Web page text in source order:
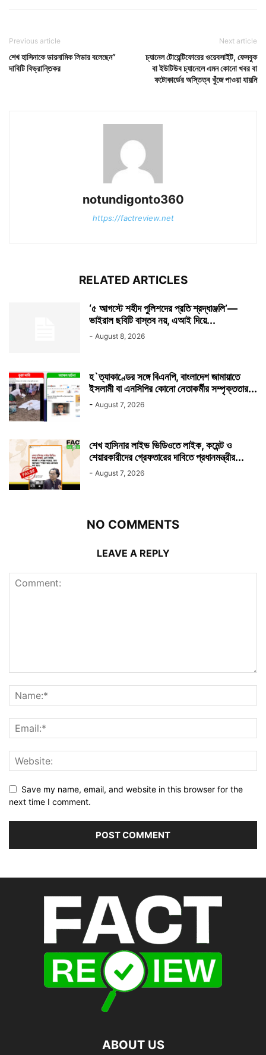
Previous article
শেখ হাসিনাকে ডায়নামিক লিডার বলেছেন”
দাবিটি বিভ্রান্তিকর
Next article
চ্যানেল টোয়েন্টিফোরের ওয়েবসাইট, ফেসবুক
বা ইউটিউব চ্যানেলে এমন কোনো খবর বা
ফটোকার্ডের অস্তিত্ব খুঁজে পাওয়া যায়নি
notundigonto360
https://factreview.net
RELATED ARTICLES
‘৫ আগস্টে শহীদ পুলিশদের প্রতি শ্রদ্ধাঞ্জলি’—
ভাইরাল ছবিটি বাস্তব নয়, এআই দিয়ে...
- August 8, 2026
হ`ত্যাকাণ্ডের সঙ্গে বিএনপি, বাংলাদেশ জামায়াতে
ইসলামী বা এনসিপির কোনো নেতাকর্মীর সম্পৃক্ততার...
- August 7, 2026
শেখ হাসিনার লাইভ ভিডিওতে লাইক, কমেন্ট ও
শেয়ারকারীদের গ্রেফতারের দাবিতে প্রধানমন্ত্রীর...
- August 7, 2026
NO COMMENTS
LEAVE A REPLY
Save my name, email, and website in this browser for the
next time I comment.
ABOUT US